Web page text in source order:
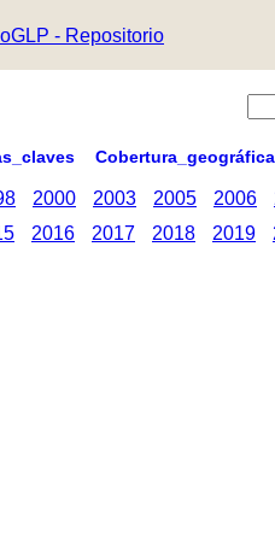
- Repositorio
Cobertura_geográfica
2000 2003 2005 2006
2016 2017 2018 2019